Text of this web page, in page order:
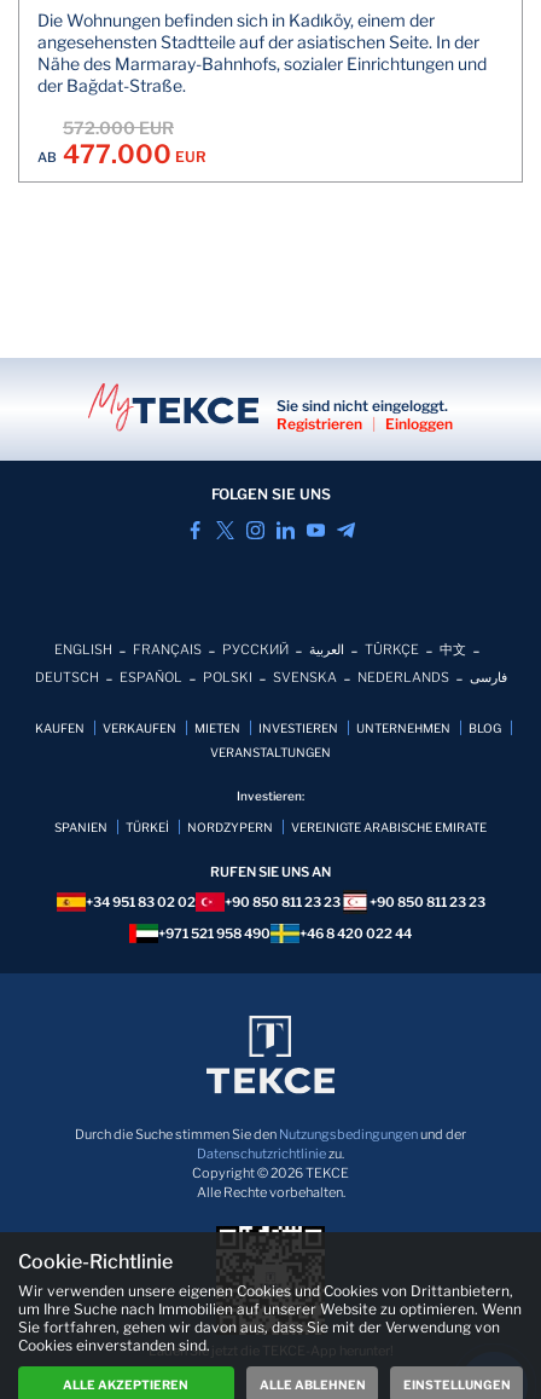
Die Wohnungen befinden sich in Kadıköy, einem der
angesehensten Stadtteile auf der asiatischen Seite. In der
Nähe des Marmaray-Bahnhofs, sozialer Einrichtungen und
der Bağdat-Straße.
AB
572.000 EUR
477.000 EUR
Sie sind nicht eingeloggt.
Registrieren | Einloggen
FOLGEN SIE UNS
ENGLISH FRANÇAIS РУССКИЙ العربية TÜRKÇE
中文
DEUTSCH
ESPAÑOL POLSKI SVENSKA NEDERLANDS فارسی
KAUFEN VERKAUFEN MIETEN INVESTIEREN UNTERNEHMEN
BLOG
VERANSTALTUNGEN
Investieren:
SPANIEN TÜRKEİ NORDZYPERN VEREINIGTE ARABISCHE EMIRATE
RUFEN SIE UNS AN
+34 951 83 02 02
+90 850 811 23 23
+90 850 811 23 23
+971 521 958 490
+46 8 420 022 44
Durch die Suche stimmen Sie den Nutzungsbedingungenund der
Datenschutzrichtliniezu.
Copyright © 2026 TEKCE
Alle Rechte vorbehalten.
Laden Sie jetzt die TEKCE-App herunter!
Cookie-Richtlinie
Wir verwenden unsere eigenen Cookies und Cookies von Drittanbietern,
um Ihre Suche nach Immobilien auf unserer Website zu optimieren. Wenn
Sie fortfahren, gehen wir davon aus, dass Sie mit der Verwendung von
Cookies einverstanden sind.
ALLE AKZEPTIEREN ALLE ABLEHNEN EINSTELLUNGEN